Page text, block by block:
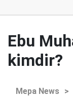
Ebu
kimdir?
Mepa News >